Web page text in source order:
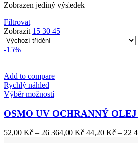
Zobrazen jediný výsledek
Filtrovat
Zobrazit 15 30 45
-15%
Add to compare
Rychlý náhled
Výběr možnostíTento
má
více
variant.
Možnosti
OSMO UV OCHRANNÝ
52,00Kč – 26 364,00KčRozpětí
44,20 Kč – 22